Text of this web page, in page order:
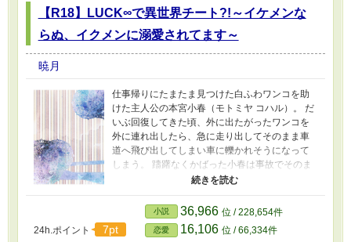
【R18】LUCK∞で異世界チート?!～イケメンな
らぬ、イクメンに溺愛されてます～
暁月
仕事帰りにたまたま見つけた白ふわワンコを助
けた主人公の本宮小春（モトミヤ コハル）。 だ
いぶ回復してきた頃、外に出たがったワンコを
外に連れ出したら、急に走り出してそのまま車
道へ飛び出してしまい車に轢かれそうになって
しまう。 躊躇なくかばった小春は事故でそのま
ま亡くなってしまった……――――――――は
何で自分がワンコになってるの？？？！！！）
※目覚めた当初は少し記憶を失っていますが、
すぐに取り戻します。 見た目は可愛い白ふわワ
24h.ポイント 7pt
小説 36,966 位 / 228,654件
恋愛 16,106 位 / 66,334件